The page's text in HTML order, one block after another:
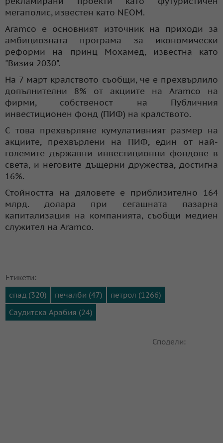
мегаполис, известен като NEOM.
Aramco е основният източник на приходи за
амбициозната програма за икономически
реформи на принц Мохамед, известна като
"Визия 2030".
На 7 март кралството съобщи, че е прехвърлило
допълнителни 8% от акциите на Aramco на
фирми, собственост на Публичния
инвестиционен фонд (ПИФ) на кралството.
С това прехвърляне кумулативният размер на
акциите, прехвърлени на ПИФ, един от най-
големите държавни инвестиционни фондове в
света, и неговите дъщерни дружества, достигна
16%.
Стойността на дяловете е приблизително 164
млрд. долара при сегашната пазарна
капитализация на компанията, съобщи медиен
служител на Aramco.
Етикети:
спад (320)
печалби (47)
петрол (1266)
Саудитска Арабия (24)
Сподели: